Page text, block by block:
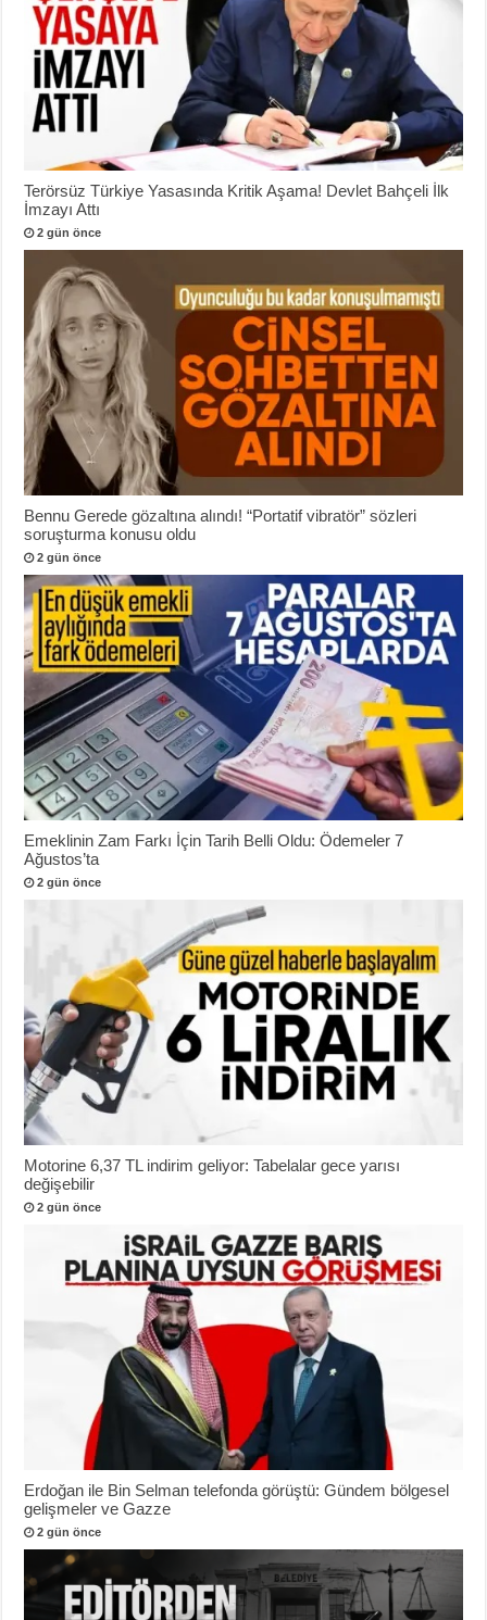
Terörsüz Türkiye Yasasında Kritik Aşama! Devlet Bahçeli İlk
İmzayı Attı
2 gün önce
Bennu Gerede gözaltına alındı! “Portatif vibratör” sözleri
soruşturma konusu oldu
2 gün önce
Emeklinin Zam Farkı İçin Tarih Belli Oldu: Ödemeler 7
Ağustos’ta
2 gün önce
Motorine 6,37 TL indirim geliyor: Tabelalar gece yarısı
değişebilir
2 gün önce
Erdoğan ile Bin Selman telefonda görüştü: Gündem bölgesel
gelişmeler ve Gazze
2 gün önce